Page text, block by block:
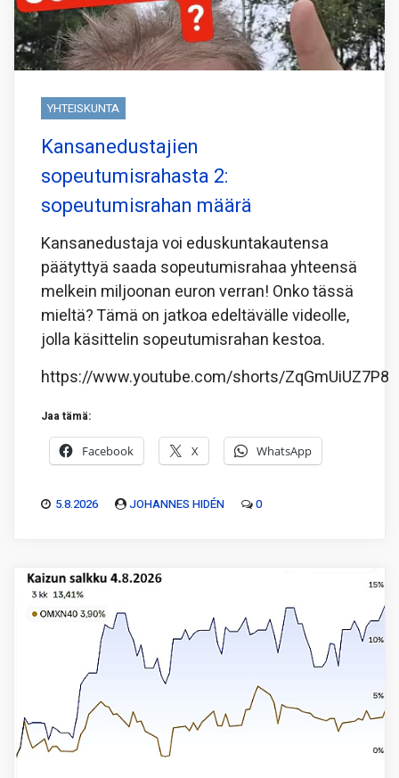
YHTEISKUNTA
Kansanedustajien
sopeutumisrahasta 2:
sopeutumisrahan määrä
Kansanedustaja voi eduskuntakautensa
päätyttyä saada sopeutumisrahaa yhteensä
melkein miljoonan euron verran! Onko tässä
mieltä? Tämä on jatkoa edeltävälle videolle,
jolla käsittelin sopeutumisrahan kestoa.
https://www.youtube.com/shorts/ZqGmUiUZ7P8
Jaa tämä:
Facebook X WhatsApp
5.8.2026 JOHANNES HIDÉN 0